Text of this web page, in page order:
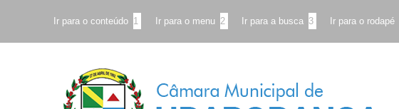
Ir para o conteúdo 1 Ir para o menu 2 Ir para a busca 3 Ir para o rodapé